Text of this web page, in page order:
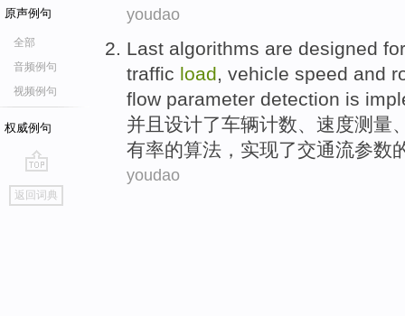
原声例句
全部
音频例句
视频例句
权威例句
go
top
返回词典
youdao
Last algorithms are designed
traffic load, vehicle speed and
flow parameter detection is
并且 设计了车辆计数、 速度测量
有率的算法 ，实现了交通流参数
youdao